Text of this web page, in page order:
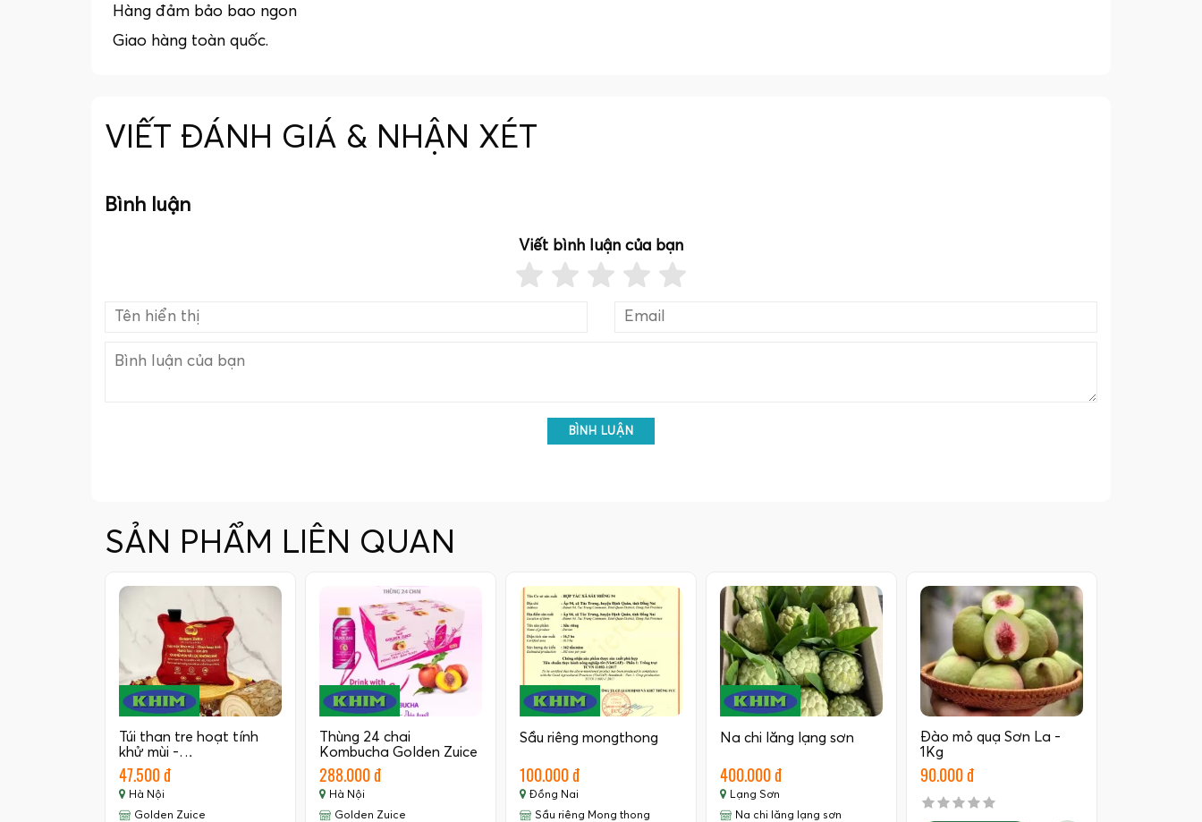
Hàng đảm bảo bao ngon
Giao hàng toàn quốc.
VIẾT ĐÁNH GIÁ & NHẬN XÉT
Bình luận
Viết bình luận của bạn
BÌNH LUẬN
SẢN PHẨM LIÊN QUAN
Túi than tre hoạt tính
khử mùi -…
47.500 đ
Hà Nội
Golden Zuice
Thùng 24 chai
Kombucha Golden Zuice
350 ML
288.000 đ
Hà Nội
Golden Zuice
Sầu riêng mongthong
100.000 đ
Đồng Nai
Sầu riêng Mong thong
Na chi lăng lạng sơn
400.000 đ
Lạng Sơn
Na chi lăng lạng sơn
Đào mỏ quạ Sơn La -
1Kg
90.000 đ